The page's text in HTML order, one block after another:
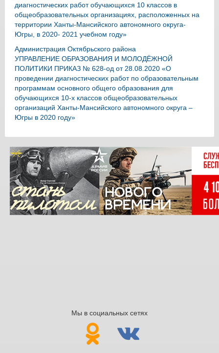
диагностических работ обучающихся 10 классов в
общеобразовательных организациях, расположенных на
территории Ханты-Мансийского автономного округа-
Югры, в 2020- 2021 учебном году»
Администрация Октябрьского района
УПРАВЛЕНИЕ ОБРАЗОВАНИЯ И МОЛОДЁЖНОЙ
ПОЛИТИКИ ПРИКАЗ № 628-од от 28.08.2020 «О
проведении диагностических работ по образовательным
программам основного общего образования для
обучающихся 10-х классов общеобразовательных
организаций Ханты-Мансийского автономного округа –
Югры в 2020 году»
Мы в социальных сетях